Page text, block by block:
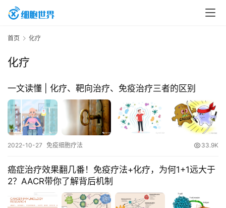
首
行
业
资
讯
再
生
学
首页 化疗
化疗
一文读懂 | 化疗、靶向治疗、免疫治疗三者的区别
2022-10-27 免疫细胞疗法 33.9K
癌症治疗效果翻几番！免疫疗法+化疗，为何1+1远大于
2？AACR带你了解背后机制